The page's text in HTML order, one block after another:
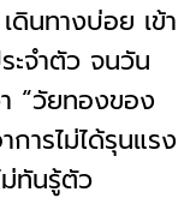
ดินทางบ่อย เข้า
ะจำตัว จนวัน
“วัยทองของ
การไม่ได้รุนแรง
ทันรู้ตัว